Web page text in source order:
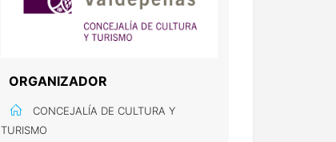
ORGANIZADOR
CONCEJALÍA DE CULTURA Y
TURISMO